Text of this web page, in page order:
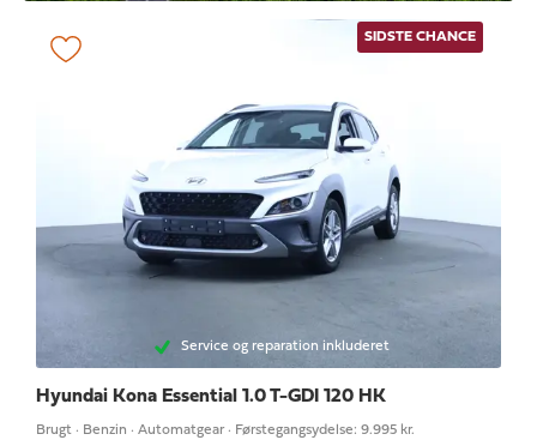
SIDSTE CHANCE
Service og reparation inkluderet
Hyundai Kona Essential 1.0 T-GDI 120 HK
Brugt · Benzin · Automatgear · Førstegangsydelse: 9.995 kr.